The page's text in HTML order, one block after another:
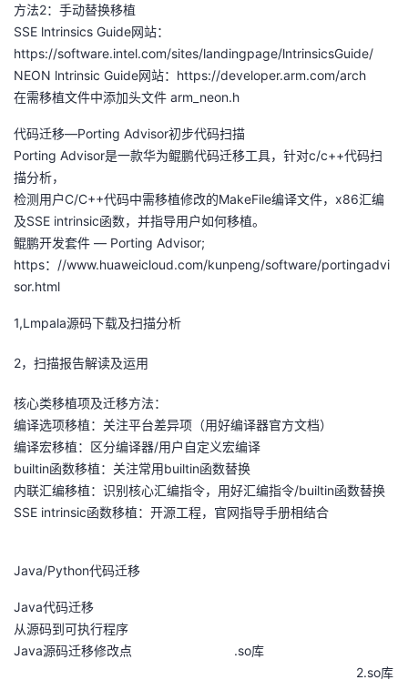
方法2：手动替换移植
SSE lntrinsics Guide网站：
https://software.intel.com/sites/landingpage/lntrinsicsGuide/
NEON lntrinsic Guide网站：https://developer.arm.com/arch
在需移植文件中添加头文件 arm_neon.h
代码迁移—Porting Advisor初步代码扫描
Porting Advisor是一款华为鲲鹏代码迁移工具，针对c/c++代码扫
描分析，
检测用户C/C++代码中需移植修改的MakeFile编译文件，x86汇编
及SSE intrinsic函数，并指导用户如何移植。
鲲鹏开发套件 — Porting Advisor;
https：//www.huaweicloud.com/kunpeng/software/portingadvi
sor.html
1,Lmpala源码下载及扫描分析
2，扫描报告解读及运用
核心类移植项及迁移方法：
编译选项移植：关注平台差异项（用好编译器官方文档）
编译宏移植：区分编译器/用户自定义宏编译
builtin函数移植：关注常用builtin函数替换
内联汇编移植：识别核心汇编指令，用好汇编指令/builtin函数替换
SSE intrinsic函数移植：开源工程，官网指导手册相结合
Java/Python代码迁移
Java代码迁移
从源码到可执行程序
Java源码迁移修改点 .so库
2.so库